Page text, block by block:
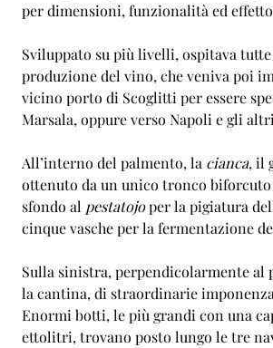
per dimensioni, funzionalità ed
Sviluppato su più livelli, ospitava
produzione del vino, che veniva poi
vicino porto di Scoglitti per essere
Marsala, oppure verso Napoli e gli
All’interno del palmento, la cianca, il
ottenuto da un unico tronco
sfondo al pestatojoper la pigiatura
cinque vasche per la fermentazione
Sulla sinistra, perpendicolarmente al
la cantina, di straordinarie
Enormi botti, le più grandi con una
ettolitri, trovano posto lungo le tre